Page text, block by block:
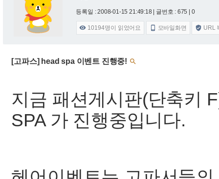
등록일 : 2008-01-15 21:49:18 | 글번호 : 675 | 0
 10194명이 읽었어요  모바일화면  URL
[고파스] head spa 이벤트 진행중! 
지금 패션게시판(단축키
SPA 가 진행중입니다.